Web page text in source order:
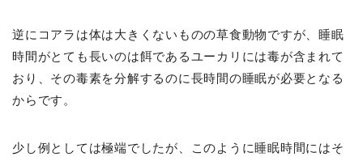
逆にコアラは体は大きくないものの草食動物ですが、睡眠
時間がとても長いのは餌であるユーカリには毒が含まれて
おり、その毒素を分解するのに長時間の睡眠が必要となる
からです。
少し例としては極端でしたが、このように睡眠時間にはそ